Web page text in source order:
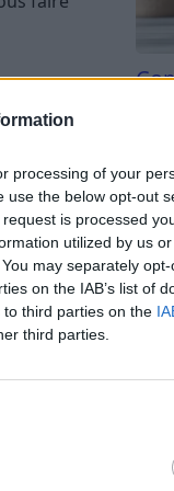
processing of your
use the below opt-out
is processed
utilized by us
may separately
on the IAB’s list of
third parties on the
third parties.
et aux
ce
de
peut
un projet
de
apparaît,
les
de
ressentir
Tri
du